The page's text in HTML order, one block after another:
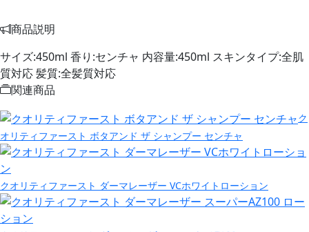
商品説明
サイズ:450ml 香り:センチャ 内容量:450ml スキンタイプ:全肌
質対応 髪質:全髪質対応
関連商品
ク
オリティファースト ボタアンド ザ シャンプー センチャ
クオリティファースト ダーマレーザー VCホワイトローション